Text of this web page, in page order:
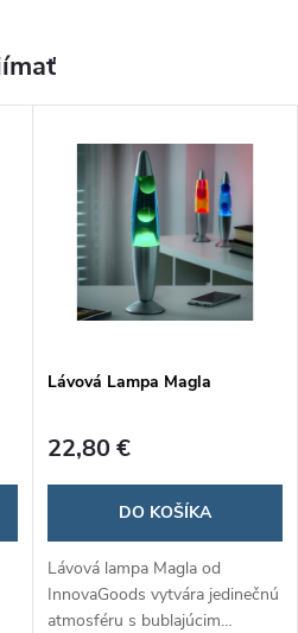
Lávová Lampa Magla
22,80 €
DO KOŠÍKA
Lávová lampa Magla od
InnovaGoods vytvára jedinečnú
atmosféru s bublajúcim